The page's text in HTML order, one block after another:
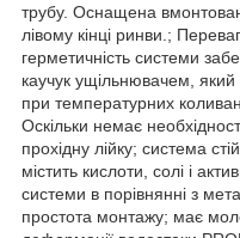
трубу. Оснащена
лівому кінці ринви.;
герметичність системи
каучук ущільнювачем,
при температурних
Оскільки немає
прохідну лійку; система
містить кислоти, солі і
системи в порівнянні з
простота монтажу; має